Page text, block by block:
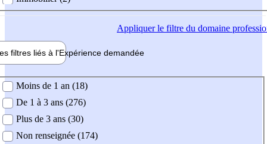
Appliquerle filtre du domaine
filtres liés à l'Expérience demandée
demandée
Moins de 1 an (18)
De 1 à 3 ans (276)
Plus de 3 ans (30)
Non renseignée (174)